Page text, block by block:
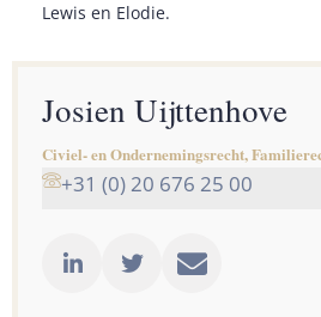
Lewis en Elodie.
Josien Uijttenhove
Civiel- en Ondernemingsrecht,
+31 (0) 20 676 25 00